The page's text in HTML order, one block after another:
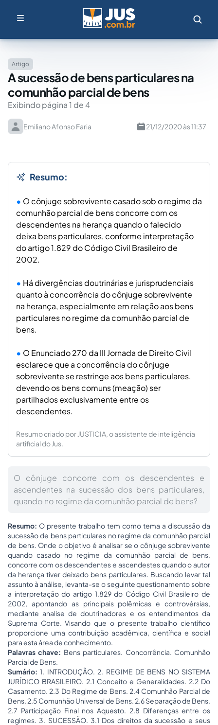
Artigo
A sucessão de bens particulares na
comunhão parcial de bens
Exibindo página 1 de 4
Emiliano Afonso Faria 21/12/2020 às 11:37
Resumo:
O cônjuge sobrevivente casado sob o regime da
comunhão parcial de bens concorre com os
descendentes na herança quando o falecido
deixa bens particulares, conforme interpretação
do artigo 1.829 do Código Civil Brasileiro de
2002.
Há divergências doutrinárias e jurisprudenciais
quanto à concorrência do cônjuge sobrevivente
na herança, especialmente em relação aos bens
particulares no regime da comunhão parcial de
bens.
O Enunciado 270 da III Jornada de Direito Civil
esclarece que a concorrência do cônjuge
sobrevivente se restringe aos bens particulares,
devendo os bens comuns (meação) ser
partilhados exclusivamente entre os
descendentes.
Resumo criado por JUSTICIA, o assistente de inteligência
artificial do Jus.
O cônjuge concorre com os descendentes e
ascendentes na sucessão dos bens particulares,
quando no regime da comunhão parcial de bens?
Resumo: O presente trabalho tem como tema a discussão da
sucessão de bens particulares no regime da comunhão parcial
de bens. Onde o objetivo é analisar se o cônjuge sobrevivente
quando casado no regime da comunhão parcial de bens,
concorre com os descendentes e ascendestes quando o autor
da herança tiver deixado bens particulares. Buscando levar tal
assunto à análise, levanta-se o seguinte questionamento sobre
a interpretação do artigo 1.829 do Código Civil Brasileiro de
2002, apontando as principais polêmicas e controvérsias,
mediante analise de doutrinadores e os entendimentos da
Suprema Corte. Visando que o presente trabalho científico
proporcione uma contribuição acadêmica, científica e social
para esta área de conhecimento.
Palavras chave: Bens particulares. Concorrência. Comunhão
Parcial de Bens.
Sumário: 1. INTRODUÇÃO. 2. REGIME DE BENS NO SISTEMA
JURÍDICO BRASILEIRO. 2.1 Conceito e Generalidades. 2.2 Do
Casamento. 2.3 Do Regime de Bens. 2.4 Comunhão Parcial de
Bens. 2.5 Comunhão Universal de Bens. 2.6 Separação de Bens.
2.7 Participação Final nos Aquesto. 2.8 Diferenças entre os
regimes. 3. SUCESSÃO. 3.1 Dos direitos da sucessão e seus